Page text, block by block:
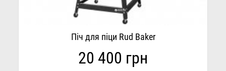
Піч для піци Rud Baker
20 400 грн